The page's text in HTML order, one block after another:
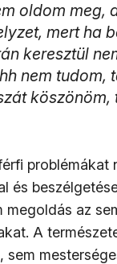
oldom meg,
mert ha
keresztül
nem tudom,
köszönöm,
problémákat
és
megoldás az
A